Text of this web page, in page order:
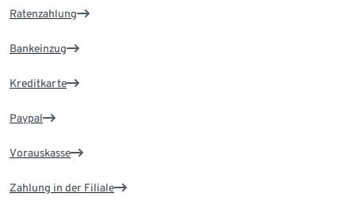
Ratenzahlung
Bankeinzug
Kreditkarte
Paypal
Vorauskasse
Zahlung in der Filiale